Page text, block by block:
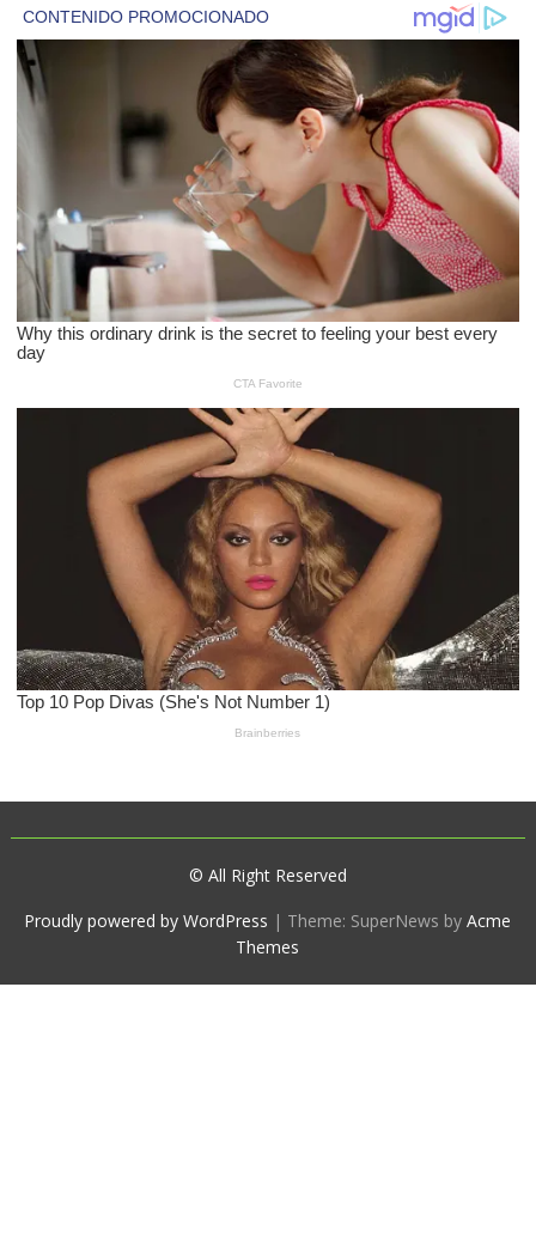
© All Right Reserved
Proudly powered by WordPress | Theme: SuperNews byAcme
Themes